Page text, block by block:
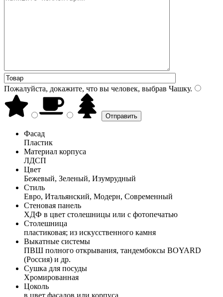
Пожалуйста, докажите, что вы человек, выбрав Чашку.
Фасад
Пластик
Материал корпуса
ЛДСП
Цвет
Бежевый, Зеленый, Изумрудный
Стиль
Евро, Итальянский, Модерн, Современный
Стеновая панель
ХДФ в цвет столешницы или с фотопечатью
Столешница
пластиковая; из искусственного камня
Выкатные системы
ПВШ полного открывания, тандембоксы BOYARD
(Россия) и др.
Сушка для посуды
Хромированная
Цоколь
в цвет фасадов или корпуса